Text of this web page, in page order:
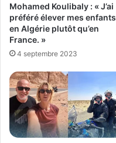
Mohamed Koulibaly : « J’ai
préféré élever mes enfants
en Algérie plutôt qu’en
France. »
4 septembre 2023